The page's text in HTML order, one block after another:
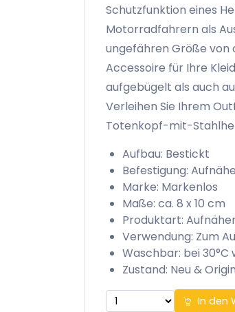
Schutzfunktion eines
Motorradfahrern als
ungefähren Größe von
Accessoire für Ihre
aufgebügelt als auch
Verleihen Sie Ihrem
Totenkopf-mit-
Aufbau: Bestickt
Befestigung:
Marke: Markenlos
Maße: ca. 8 x 10 cm
Produktart:
Verwendung: Zum
Waschbar: bei 30°C
Zustand: Neu &
In den